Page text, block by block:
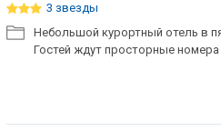
3 звезды
Небольшой курортный отель в
Гостей ждут просторные номера